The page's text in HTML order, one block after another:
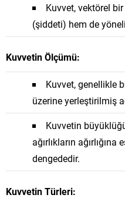
Kuvvet, vektörel
(şiddeti) hem de
Kuvvetin Ölçümü:
Kuvvet, genellikle
üzerine yerleştirilmiş
Kuvvetin
ağırlıkların
dengededir.
Kuvvetin Türleri: